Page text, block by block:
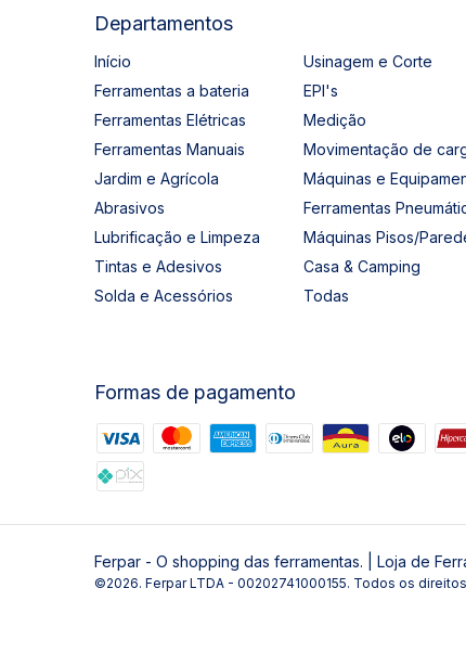
Departamentos
Início
Ferramentas a bateria
Ferramentas Elétricas
Ferramentas Manuais
Jardim e Agrícola
Abrasivos
Lubrificação e Limpeza
Tintas e Adesivos
Solda e Acessórios
Usinagem e Corte
EPI's
Medição
Movimentação de
Máquinas e
Ferramentas
Máquinas Pisos/
Casa & Camping
Todas
Formas de pagamento
Ferpar - O shopping das ferramentas. | Loja de
©2026. Ferpar LTDA - 00202741000155. Todos os